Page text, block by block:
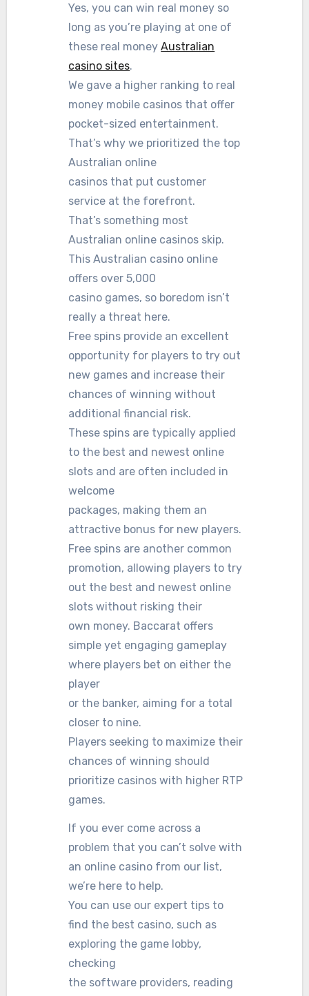
Yes, you can win real money so
long as you’re playing at one of
these real moneyAustralian
casino sites.
We gave a higher ranking to real
money mobile casinos that offer
pocket-sized entertainment.
That’s why we prioritized the top
Australian online
casinos that put customer
service at the forefront.
That’s something most
Australian online casinos skip.
This Australian casino online
offers over 5,000
casino games, so boredom isn’t
really a threat here.
Free spins provide an excellent
opportunity for players to try out
new games and increase their
chances of winning without
additional financial risk.
These spins are typically applied
to the best and newest online
slots and are often included in
welcome
packages, making them an
attractive bonus for new players.
Free spins are another common
promotion, allowing players to try
out the best and newest online
slots without risking their
own money. Baccarat offers
simple yet engaging gameplay
where players bet on either the
player
or the banker, aiming for a total
closer to nine.
Players seeking to maximize their
chances of winning should
prioritize casinos with higher RTP
games.
If you ever come across a
problem that you can’t solve with
an online casino from our list,
we’re here to help.
You can use our expert tips to
find the best casino, such as
exploring the game lobby,
checking
the software providers, reading